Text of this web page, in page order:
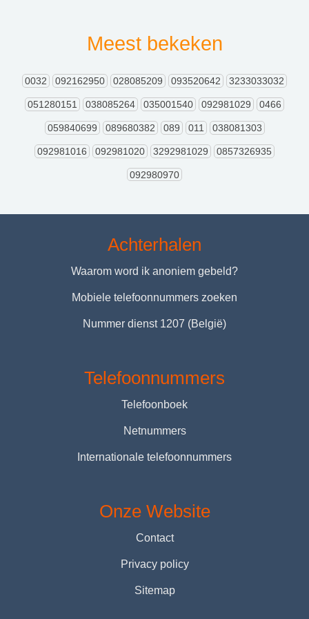
Meest bekeken
0032 092162950 028085209 093520642 3233033032
051280151 038085264 035001540 092981029 0466
059840699 089680382 089 011 038081303
092981016 092981020 3292981029 0857326935
092980970
Achterhalen
Waarom word ik anoniem gebeld?
Mobiele telefoonnummers zoeken
Nummer dienst 1207 (België)
Telefoonnummers
Telefoonboek
Netnummers
Internationale telefoonnummers
Onze Website
Contact
Privacy policy
Sitemap